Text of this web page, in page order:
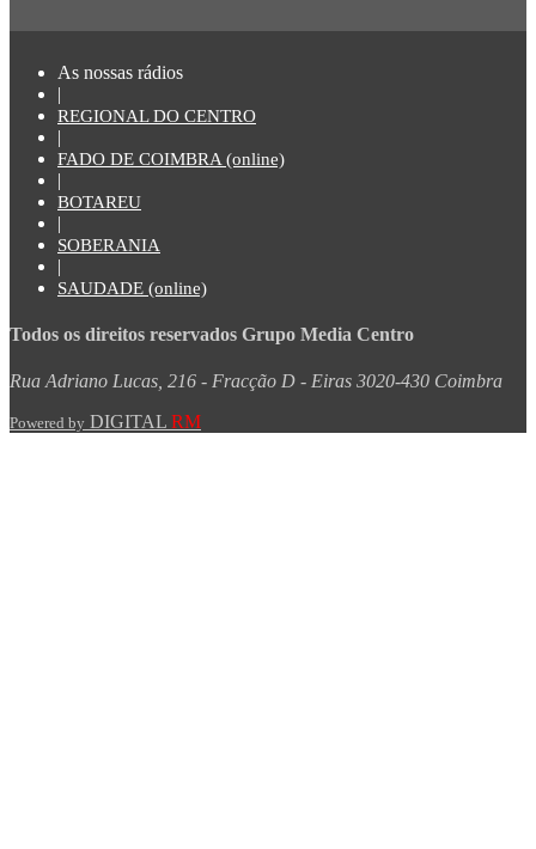
As nossas rádios
|
REGIONAL DO CENTRO
|
FADO DE COIMBRA (online)
|
BOTAREU
|
SOBERANIA
|
SAUDADE (online)
Todos os direitos reservados Grupo Media Centro
Rua Adriano Lucas, 216 - Fracção D - Eiras 3020-430 Coimbra
Powered by DIGITAL RM